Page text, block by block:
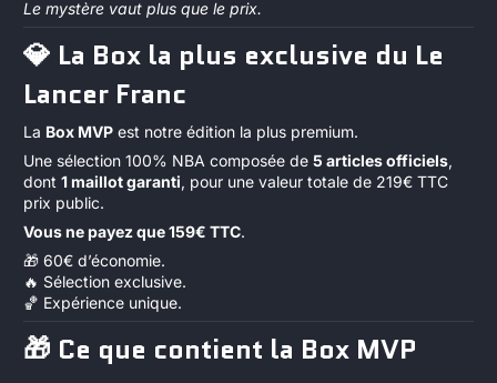
Le mystère vaut plus que le prix.
💎 La Box la plus exclusive du Le
Lancer Franc
La Box MVP est notre édition la plus premium.
Une sélection 100% NBA composée de 5 articles officiels,
dont 1 maillot garanti, pour une valeur totale de 219€ TTC
prix public.
Vous ne payez que159€ TTC.
🎁 60€ d’économie.
🔥 Sélection exclusive.
🏀 Expérience unique.
🎁 Ce que contient la Box MVP